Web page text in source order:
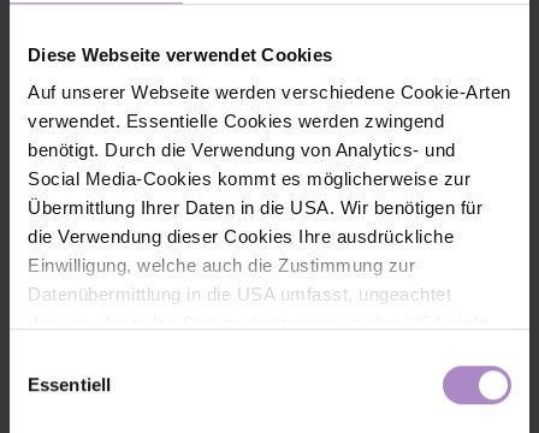
Diese Webseite verwendet Cookies
Auf unserer Webseite werden verschiedene Cookie-Arten
verwendet. Essentielle Cookies werden zwingend
benötigt. Durch die Verwendung von Analytics- und
Social Media-Cookies kommt es möglicherweise zur
Übermittlung Ihrer Daten in die USA. Wir benötigen für
die Verwendung dieser Cookies Ihre ausdrückliche
Einwilligung, welche auch die Zustimmung zur
Datenübermittlung in die USA umfasst, ungeachtet
für die Rechte und Freiheiten der betroffenen Personen
nach sich ziehen kann. Die Einwilligung erteilen Sie
Essentiell
Hochschullehrer an der Fachhochschule Vorarlberg
Privatdozent an der Universität Duisburg-Essen
Auszeichnungen
2015 Wissenschaftspreis des Landes Vorarlberg
Contact information